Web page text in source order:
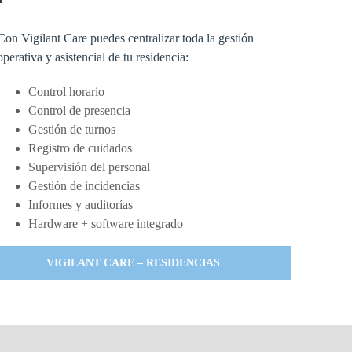
Vigilant Care puedes centralizar toda la gestión
y asistencial de tu residencia:
Control horario
Control de presencia
Gestión de turnos
Registro de cuidados
Supervisión del personal
Gestión de incidencias
Informes y auditorías
Hardware + software integrado
VIGILANT CARE – RESIDENCIAS